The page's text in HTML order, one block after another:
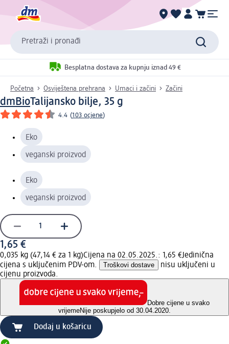
Pretraži i pronađi
Besplatna dostava za kupnju iznad 49 €
Početna Osviještena prehrana Umaci i začini Začini
dmBioTalijansko bilje, 35 g
4.4 (103 ocjene)
Eko
veganski proizvod
Eko
veganski proizvod
1,65 €
0,035 kg (47,14 € za 1 kg)Cijena na 02.05.2025.: 1,65 €Jedinična
cijena s uključenim PDV-om.
Troškovi dostave
nisu uključeni u
cijenu proizvoda.
Dobre cijene u svako
vrijemeNije poskupjelo od 30.04.2020.
Dodaj u košaricu